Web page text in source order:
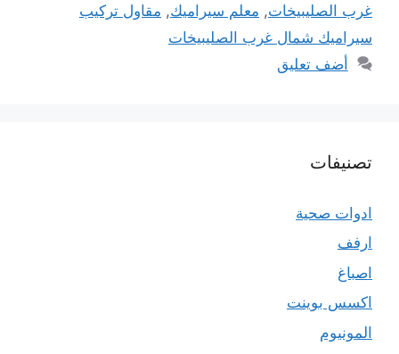
غرب الصليبيخات, معلم سيراميك, مقاول تركيب
سيراميك شمال غرب الصليبيخات
أضف تعليق
تصنيفات
ادوات صحية
ارفف
اصباغ
اكسس بوينت
المونيوم